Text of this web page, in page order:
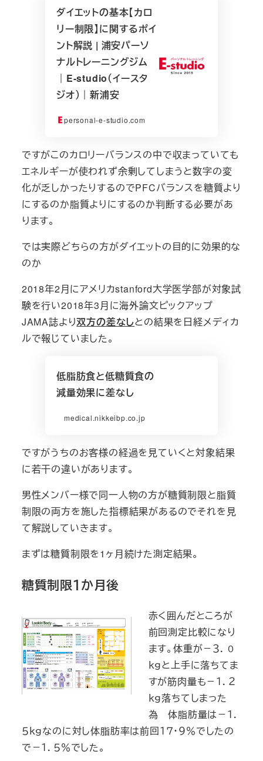
ダイエットの基本【カロ
リー制限】に関するポイ
ント解説 | 浦安パーソ
ナルトレーニングジム
｜E-studio（イースタ
ジオ）｜新浦安
personal-e-studio.com
ですがこのカロリーバランスの中で収まっていても
エネルギーが使われず余剰してしまうと数字の変
化が乏しかったりするのでPFCバランスを糖質より
にするのか脂質よりにするのか判断する必要があ
ります。
では実際どちらの方がダイエットの目的に効果的な
のか
2018年2月にアメリカstanford大学医学部が対象試
験を行い2018年3月に海外論文ピックアップ
JAMA誌より双方の差なしとの結果を日経メディカ
ルで報じていました。
低脂肪食と低糖質食の
減量効果に差なし
medical.nikkeibp.co.jp
ですがうちのお客様の経過を見ていくと対象結果
に若干の違いがあります。
男性メンバー様で同一人物の方が糖質制限と脂質
制限の両方を施した指標結果があるのでそれを見
て解説していきます。
まずは糖質制限を1ヶ月続けた測定結果。
糖質制限１か月後
赤く囲んだところが
前回測定比較になり
ます。体重が－３．０
ｋｇと上手に落ちてま
すが筋肉量も－１．２
ｋｇ落ちてしまった
為 体脂肪量は－１．
５ｋｇなのに対し体脂肪率は前回１７・９％でしたの
で－１．５％でした。